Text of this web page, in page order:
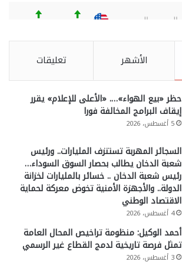
الأشهر تعليقات
حظر «بيع الهواء»…. «الأعلى للإعلام» يقرر
إيقاف البرامج المخالفة فورا
5 أغسطس، 2026
السجائر المهربة تستنزف المليارات.. ورئيس
شعبة الدخان يطالب بحصار السوق السوداء…
رئيس شعبة الدخان .. خسائر بالمليارات لخزانة
الدولة.. والأجهزة الأمنية تخوض معركة لحماية
الاقتصاد الوطني
4 أغسطس، 2026
أحمد الوكيل: منظومة تراخيص المحال العامة
تمثل فرصة تاريخية لدمج القطاع غير الرسمي
3 أغسطس، 2026